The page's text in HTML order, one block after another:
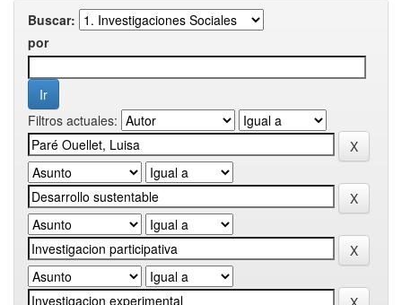
Buscar:
por
Filtros actuales: